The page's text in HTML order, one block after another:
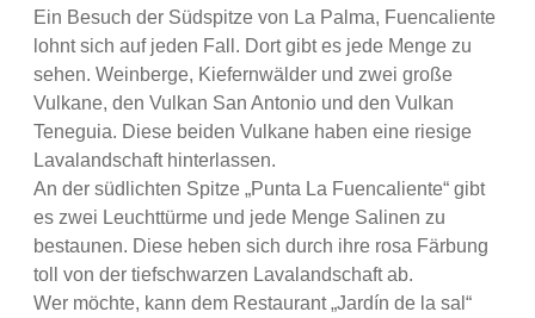
Ein Besuch der Südspitze von La Palma, Fuencaliente
lohnt sich auf jeden Fall. Dort gibt es jede Menge zu
sehen. Weinberge, Kiefernwälder und zwei große
Vulkane, den Vulkan San Antonio und den Vulkan
Teneguia. Diese beiden Vulkane haben eine riesige
Lavalandschaft hinterlassen.
An der südlichten Spitze „Punta La Fuencaliente“ gibt
es zwei Leuchttürme und jede Menge Salinen zu
bestaunen. Diese heben sich durch ihre rosa Färbung
toll von der tiefschwarzen Lavalandschaft ab.
Wer möchte, kann dem Restaurant „Jardín de la sal“